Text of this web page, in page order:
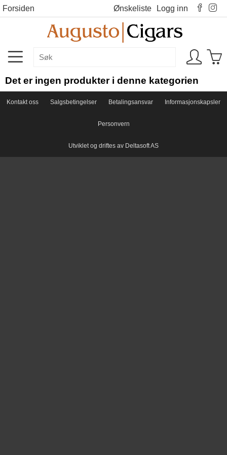
Forsiden Ønskeliste Logg inn
Det er ingen produkter i denne kategorien
Kontakt oss Salgsbetingelser Betalingsansvar Informasjonskapsler
Personvern
Utviklet og driftes av Deltasoft AS